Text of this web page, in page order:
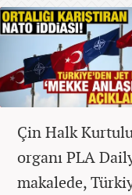
Çin Halk
organı PLA
makalede,